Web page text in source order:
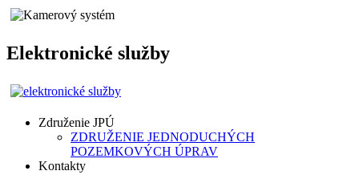
Elektronické služby
Združenie JPÚ
ZDRUŽENIE JEDNODUCHÝCH
POZEMKOVÝCH ÚPRAV
Kontakty